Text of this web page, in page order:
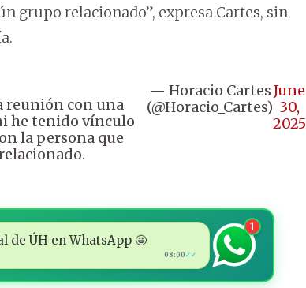
grupo relacionado”, expresa Cartes, sin
reunión con una
he tenido vínculo
la persona que
— Horacio Cartes
(@Horacio_Cartes)
June
30,
2025
de ÚH en WhatsApp 🤩
08:00 ✓✓
1